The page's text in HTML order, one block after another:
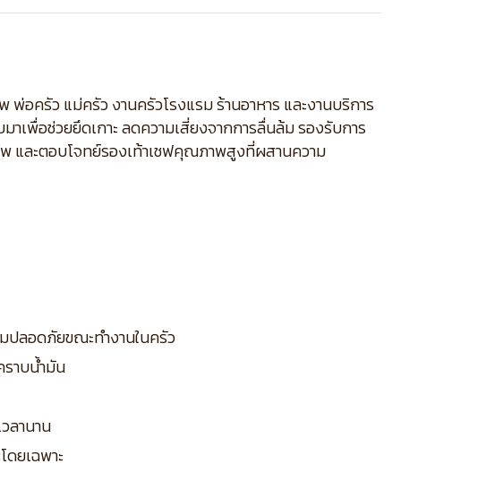
อครัว แม่ครัว งานครัวโรงแรม ร้านอาหาร และงานบริการ
พื่อช่วยยึดเกาะ ลดความเสี่ยงจากการลื่นล้ม รองรับการ
และตอบโจทย์รองเท้าเชฟคุณภาพสูงที่ผสานความ
ปลอดภัยขณะทำงานในครัว
าบน้ำมัน
ลานาน
ยเฉพาะ